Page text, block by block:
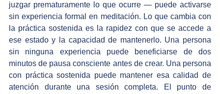
juzgar prematuramente lo que ocurre — puede activarse
sin experiencia formal en meditación. Lo que cambia con
la práctica sostenida es la rapidez con que se accede a
ese estado y la capacidad de mantenerlo. Una persona
sin ninguna experiencia puede beneficiarse de dos
minutos de pausa consciente antes de crear. Una persona
con práctica sostenida puede mantener esa calidad de
atención durante una sesión completa. El punto de